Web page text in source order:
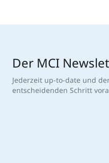
Der MCI
Jederzeit up-to-date und
entscheidenden Schritt